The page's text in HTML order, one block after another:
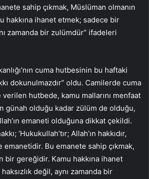
sahip çıkmak, Müslüman olmanın
hakkına ihanet etmek; sadece bir
zamanda bir zulümdür” ifadeleri
cuma hutbesinin bu haftaki
dokunulmazdır” oldu. Camilerde cuma
verilen hutbede, kamu mallarını menfaat
günah olduğu kadar zülüm de olduğu,
emaneti olduğuna dikkat çekildi.
‘Hukukullah’tır; Allah’ın hakkıdır,
emanetidir. Bu emanete sahip çıkmak,
bir gereğidir. Kamu hakkına ihanet
değil, aynı zamanda bir